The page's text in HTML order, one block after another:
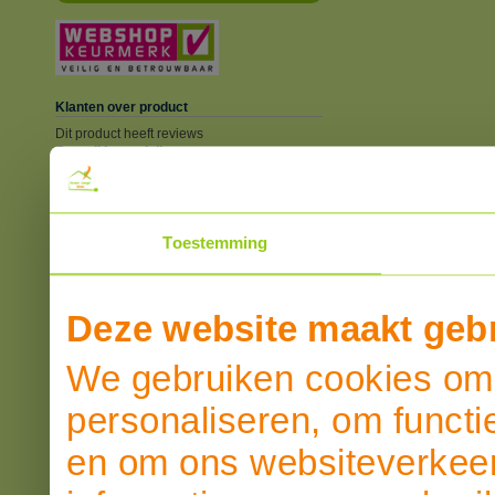
Toestemming
Deze website maakt
We gebruiken cookies
personaliseren, om
en om ons
Klanten over product
Dit product heeft reviews
Overall beoordeling
SCHRIJF EEN REVIEW